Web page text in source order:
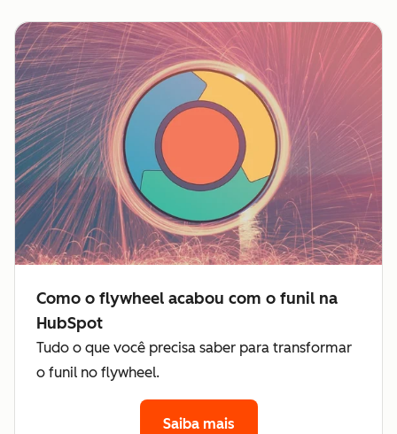
Como o flywheel acabou com o funil na
HubSpot
Tudo o que você precisa saber para transformar
o funil no flywheel.
Saiba mais